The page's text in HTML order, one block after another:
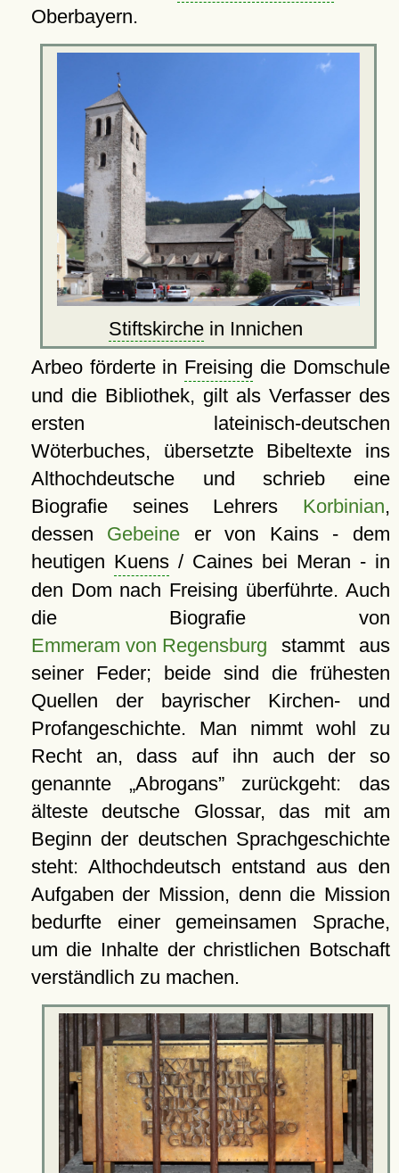
Oberbayern.
Stiftskirchein Innichen
Arbeo förderte in Freising die Domschule
und die Bibliothek, gilt als Verfasser des
ersten lateinisch-deutschen
Wöterbuches, übersetzte Bibeltexte ins
Althochdeutsche und schrieb eine
Biografie seines Lehrers Korbinian,
dessen Gebeine er von Kains - dem
heutigen Kuens/ Caines bei Meran - in
den Dom nach Freising überführte. Auch
die Biografie von
Emmeram von Regensburg stammt aus
seiner Feder; beide sind die frühesten
Quellen der bayrischer Kirchen- und
Profangeschichte. Man nimmt wohl zu
Recht an, dass auf ihn auch der so
genannte
Abrogans zurückgeht: das
älteste deutsche Glossar, das mit am
Beginn der deutschen Sprachgeschichte
steht: Althochdeutsch entstand aus den
Aufgaben der Mission, denn die Mission
bedurfte einer gemeinsamen Sprache,
um die Inhalte der christlichen Botschaft
verständlich zu machen.